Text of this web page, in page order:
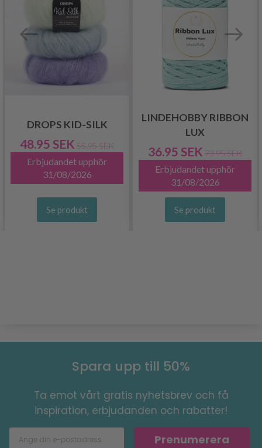
DROPS KID-SILK
48.95 SEK 55.95 SEK
Erbjudandet upphör
31/08/2026
Se produkt
LINDEHOBBY RIBBON
LUX
36.95 SEK 73.95 SEK
Erbjudandet upphör
31/08/2026
Se produkt
Spara upp till 50%
Ta emot vårt gratis nyhetsbrev och få
inspiration, erbjudanden och rabatter!
Prenumerera